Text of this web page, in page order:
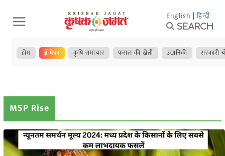
Skip
to
content
English | हिन्दी
Search
होम ई-पेपर कृषि समाचार फसल की खेती उद्यानिकी सरकारी
MSP Rise